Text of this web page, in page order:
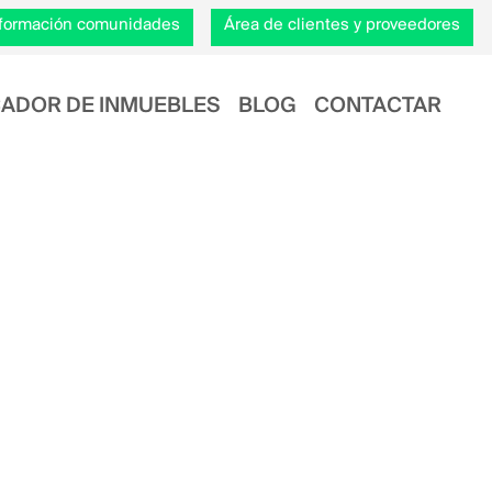
comunidades Área de clientes y proveedores
DE INMUEBLES BLOG CONTACTAR